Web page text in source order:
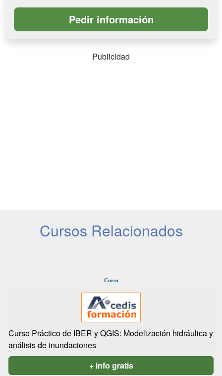
Publicidad
Cursos Relacionados
Curso
Curso Práctico de IBER y QGIS: Modelización hidráulica y
análisis de inundaciones
+ info gratis